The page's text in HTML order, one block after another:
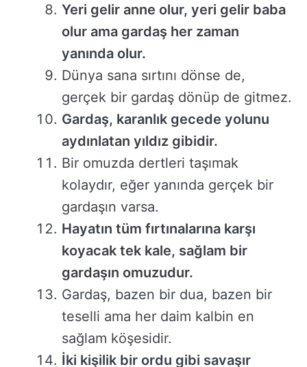
Yeri gelir anne olur, yeri gelir baba
olur ama gardaş her zaman
yanında olur.
Dünya sana sırtını dönse de,
gerçek bir gardaş dönüp de gitmez.
Gardaş, karanlık gecede yolunu
aydınlatan yıldız gibidir.
Bir omuzda dertleri taşımak
kolaydır, eğer yanında gerçek bir
gardaşın varsa.
Hayatın tüm fırtınalarına karşı
koyacak tek kale, sağlam bir
gardaşın omuzudur.
Gardaş, bazen bir dua, bazen bir
teselli ama her daim kalbin en
sağlam köşesidir.
İki kişilik bir ordu gibi savaşır